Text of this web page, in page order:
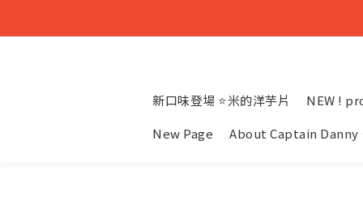
新口味登場 ⭐米的洋芋片
NEW !
New Page
About Captain Danny